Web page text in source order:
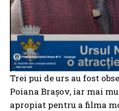
Trei pui de urs au fost
Poiana Brașov, iar mai
apropiat pentru a filma